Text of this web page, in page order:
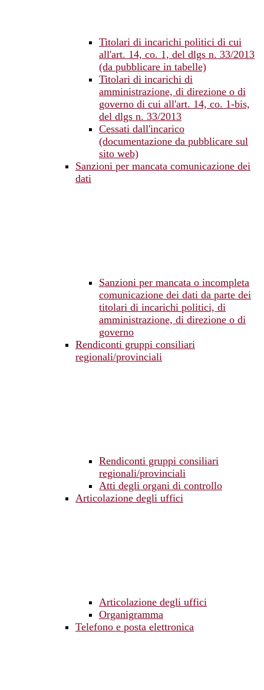
Titolari di incarichi politici di cui
all'art. 14, co. 1, del dlgs n. 33/2013
(da pubblicare in tabelle)
Titolari di incarichi di
amministrazione, di direzione o di
governo di cui all'art. 14, co. 1-bis,
del dlgs n. 33/2013
Cessati dall'incarico
(documentazione da pubblicare sul
sito web)
Sanzioni per mancata comunicazione dei
dati
Sanzioni per mancata o incompleta
comunicazione dei dati da parte dei
titolari di incarichi politici, di
amministrazione, di direzione o di
governo
Rendiconti gruppi consiliari
regionali/provinciali
Rendiconti gruppi consiliari
regionali/provinciali
Atti degli organi di controllo
Articolazione degli uffici
Articolazione degli uffici
Organigramma
Telefono e posta elettronica